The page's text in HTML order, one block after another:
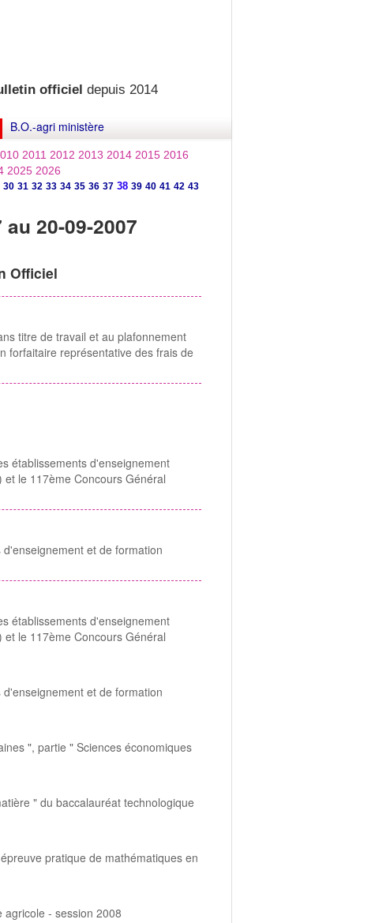
officiel depuis 2014
B.O.-agri ministère
2011 2012 2013 2014 2015 2016
2025 2026
30 31 32 33 34 35 36 37 38 39 40 41 42 43
20-09-2007
Officiel
titre de travail et au plafonnement
forfaitaire représentative des frais de
établissements d'enseignement
le 117ème Concours Général
et de formation
établissements d'enseignement
le 117ème Concours Général
et de formation
", partie " Sciences économiques
" du baccalauréat technologique
pratique de mathématiques en
- session 2008